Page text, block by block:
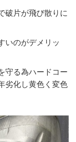
破片が飛び散りに
いのがデメリッ
守る為ハードコー
劣化し黄色く変色